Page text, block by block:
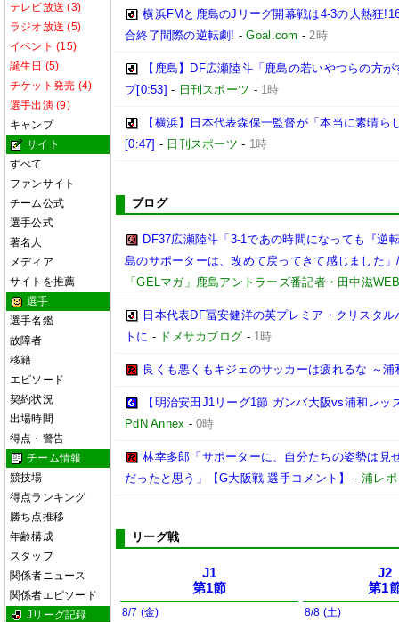
テレビ放送 (3)
ラジオ放送 (5)
イベント (15)
誕生日 (5)
チケット発売 (4)
選手出演 (9)
キャンプ
サイト
すべて
ファンサイト
チーム公式
選手公式
著名人
メディア
サイトを推薦
選手
選手名鑑
故障者
移籍
エピソード
契約状況
出場時間
得点・警告
チーム情報
競技場
得点ランキング
勝ち点推移
年齢構成
スタッフ
関係者ニュース
関係者エピソード
Jリーグ記録
横浜FMと鹿島のJリーグ開幕戦は4-3の大熱狂
合終了間際の逆転劇! -Goal.com -2時
【鹿島】DF広瀬陸斗「鹿島の若いやつらの方
プ[0:53] - 日刊スポーツ - 1時
【横浜】日本代表森保一監督が「本当に素晴
[0:47] - 日刊スポーツ - 1時
ブログ
DF37広瀬陸斗「3-1であの時間になっても『逆
島のサポーターは、改めて戻ってきて感じました
「GELマガ」鹿島アントラーズ番記者・田中滋
日本代表DF冨安健洋の英プレミア・クリスタ
トに - ドメサカブログ - 1時
良くも悪くもキジェのサッカーは疲れるな ～
【明治安田J1リーグ1節 ガンバ大阪vs浦和レ
PdN Annex -0時
林幸多郎「サポーターに、自分たちの姿勢は見
だったと思う」【G大阪戦 選手コメント】
-浦レ
リーグ戦
J1
第1節
8/7 (金)
J2
第1
8/8 (土)